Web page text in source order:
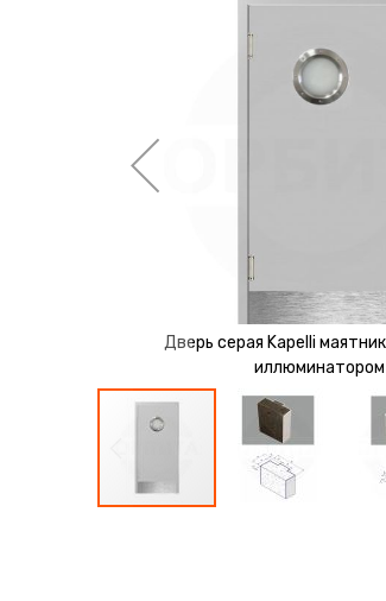
Дверь серая Kapelli
иллюминатором